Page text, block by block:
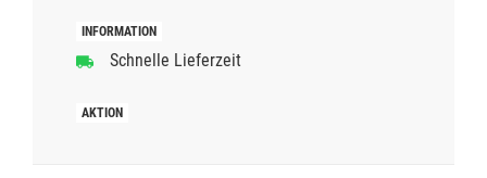
Schnelle Lieferzeit